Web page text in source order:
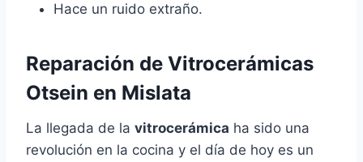
Hace un ruido extraño.
Reparación de Vitrocerámicas
Otsein en Mislata
La llegada de la vitrocerámica ha sido una
revolución en la cocina y el día de hoy es un